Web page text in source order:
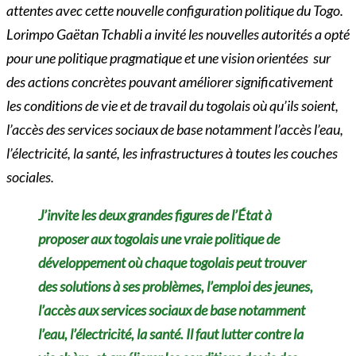
attentes avec cette nouvelle configuration politique du Togo.
Lorimpo Gaëtan Tchabli a invité les nouvelles autorités a opté
pour une politique pragmatique et une vision orientées sur
des actions concrètes pouvant améliorer significativement
les conditions de vie et de travail du togolais où qu’ils soient,
l’accès des services sociaux de base notamment l’accès l’eau,
l’électricité, la santé, les infrastructures à toutes les couches
sociales.
J’invite les deux grandes figures de l’État à
proposer aux togolais une vraie politique de
développement où chaque togolais peut trouver
des solutions à ses problèmes, l’emploi des jeunes,
l’accès aux services sociaux de base notamment
l’eau, l’électricité, la santé. Il faut lutter contre la